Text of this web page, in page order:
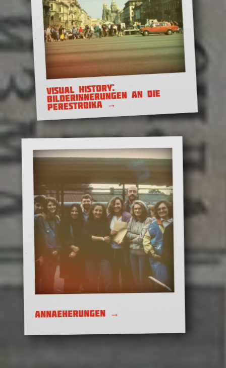
Belarus und das
Großfürstentum Litauen
Der Anfang der Geschichte
VISUAL HISTORY:
BILDERINNERUNGEN AN DIE
PERESTROIKA →
ANNAEHERUNGEN →